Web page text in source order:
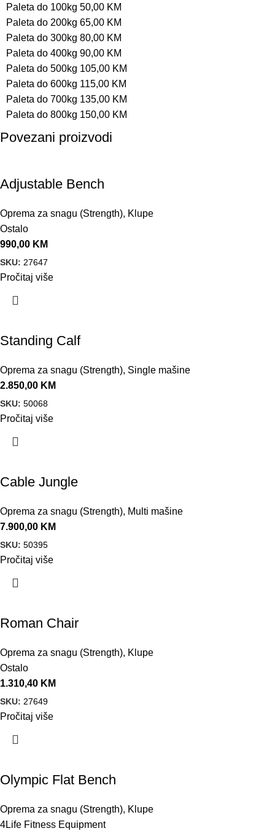
Paleta do 100kg 50,00 KM
Paleta do 200kg 65,00 KM
Paleta do 300kg 80,00 KM
Paleta do 400kg 90,00 KM
Paleta do 500kg 105,00 KM
Paleta do 600kg 115,00 KM
Paleta do 700kg 135,00 KM
Paleta do 800kg 150,00 KM
Povezani proizvodi
Adjustable Bench
Oprema za snagu (Strength), Klupe
Ostalo
990,00 KM
SKU: 27647
Pročitaj više
Standing Calf
Oprema za snagu (Strength), Single mašine
2.850,00 KM
SKU: 50068
Pročitaj više
Cable Jungle
Oprema za snagu (Strength), Multi mašine
7.900,00 KM
SKU: 50395
Pročitaj više
Roman Chair
Oprema za snagu (Strength), Klupe
Ostalo
1.310,40 KM
SKU: 27649
Pročitaj više
Olympic Flat Bench
Oprema za snagu (Strength), Klupe
4Life Fitness Equipment